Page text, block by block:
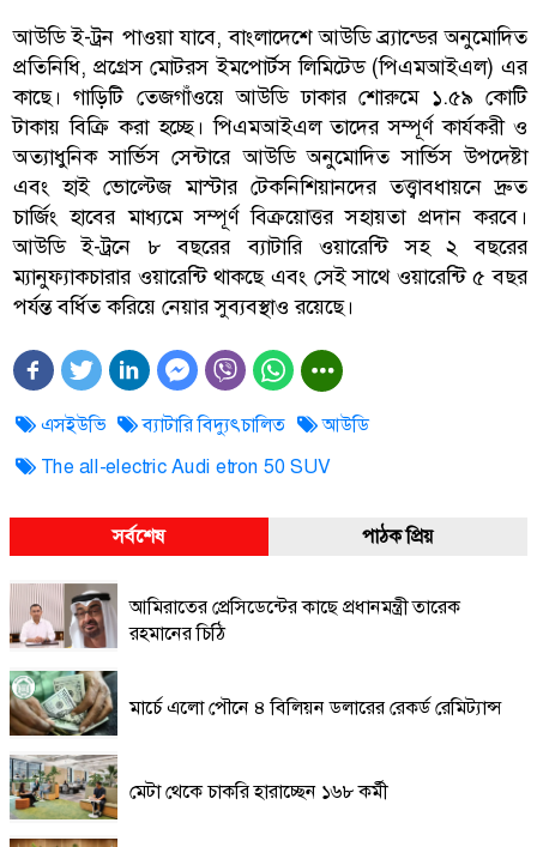
আউডি ই-ট্রন পাওয়া যাবে, বাংলাদেশে আউডি ব্র্যান্ডের অনুমোদিত
প্রতিনিধি, প্রগ্রেস মোটরস ইমপোর্টস লিমিটেড (পিএমআইএল) এর
কাছে। গাড়িটি তেজগাঁওয়ে আউডি ঢাকার শোরুমে ১.৫৯ কোটি
টাকায় বিক্রি করা হচ্ছে। পিএমআইএল তাদের সম্পূর্ণ কার্যকরী ও
অত্যাধুনিক সার্ভিস সেন্টারে আউডি অনুমোদিত সার্ভিস উপদেষ্টা
এবং হাই ভোল্টেজ মাস্টার টেকনিশিয়ানদের তত্ত্বাবধায়নে দ্রুত
চার্জিং হাবের মাধ্যমে সম্পূর্ণ বিক্রয়োত্তর সহায়তা প্রদান করবে।
আউডি ই-ট্রনে ৮ বছরের ব্যাটারি ওয়ারেন্টি সহ ২ বছরের
ম্যানুফ্যাকচারার ওয়ারেন্টি থাকছে এবং সেই সাথে ওয়ারেন্টি ৫ বছর
পর্যন্ত বর্ধিত করিয়ে নেয়ার সুব্যবস্থাও রয়েছে।
এসইউভি ব্যাটারি বিদ্যুৎচালিত
আউডি
The all-electric Audi etron 50 SUV
সর্বশেষ পাঠক প্রিয়
আমিরাতের প্রেসিডেন্টের কাছে প্রধানমন্ত্রী তারেক
রহমানের চিঠি
মার্চে এলো পৌনে ৪ বিলিয়ন ডলারের রেকর্ড রেমিট্যান্স
মেটা থেকে চাকরি হারাচ্ছেন ১৬৮ কর্মী